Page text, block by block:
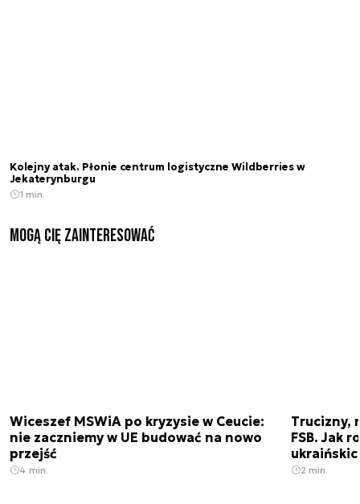
Kolejny atak. Płonie centrum logistyczne Wildberries w
Jekaterynburgu
1 min.
Mogą Cię zainteresować
Wiceszef MSWiA po kryzysie w Ceucie:
nie zaczniemy w UE budować na nowo
przejść
4 min.
Trucizny,
FSB. Jak
2 min.